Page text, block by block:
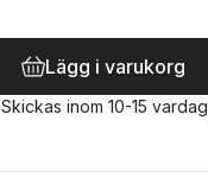
Lägg i varukorg
Skickas inom 10-15